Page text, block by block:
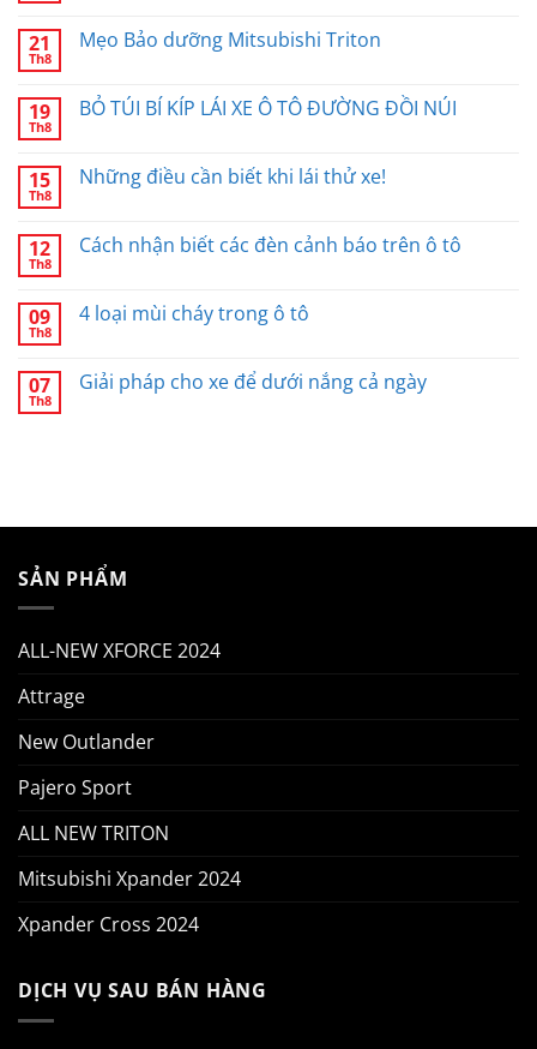
21
Th8
Mẹo Bảo dưỡng Mitsubishi Triton
19
Th8
BỎ TÚI BÍ KÍP LÁI XE Ô TÔ ĐƯỜNG ĐỒI NÚI
15
Th8
Những điều cần biết khi lái thử xe!
12
Th8
Cách nhận biết các đèn cảnh báo trên ô tô
09
Th8
4 loại mùi cháy trong ô tô
07
Th8
Giải pháp cho xe để dưới nắng cả ngày
SẢN PHẨM
ALL-NEW XFORCE 2024
Attrage
New Outlander
Pajero Sport
ALL NEW TRITON
Mitsubishi Xpander 2024
Xpander Cross 2024
DỊCH VỤ SAU BÁN HÀNG